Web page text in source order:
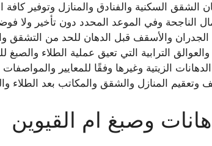
السكنية والفنادق والمنازل وتوفير كافة
الناجحة وفي الموعد المحدد دون تأخير ولا
الجدران والأسقف قبل الدهان للحد من التشقق
الترابية التي تعيق عملية الطلاء والصبغ
الزيتية وغيرها وفقًا للمعايير والمواصفات
المنازل والشقق والمكاتب بعد الطلاء
وصبغ ام القيوين